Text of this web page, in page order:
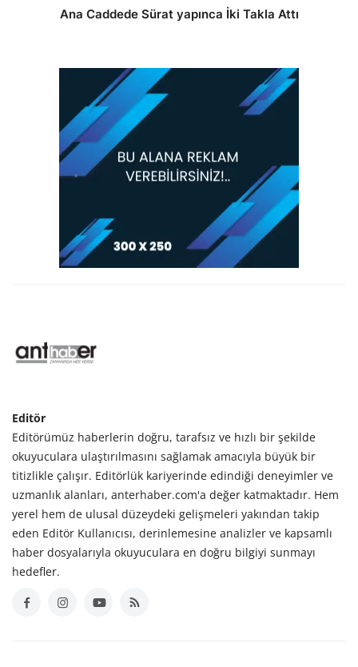
Ana Caddede Sürat yapınca İki Takla Attı
Editör
Editörümüz haberlerin doğru, tarafsız ve hızlı bir şekilde
okuyuculara ulaştırılmasını sağlamak amacıyla büyük bir
titizlikle çalışır. Editörlük kariyerinde edindiği deneyimler ve
uzmanlık alanları, anterhaber.com'a değer katmaktadır. Hem
yerel hem de ulusal düzeydeki gelişmeleri yakından takip
eden Editör Kullanıcısı, derinlemesine analizler ve kapsamlı
haber dosyalarıyla okuyuculara en doğru bilgiyi sunmayı
hedefler.